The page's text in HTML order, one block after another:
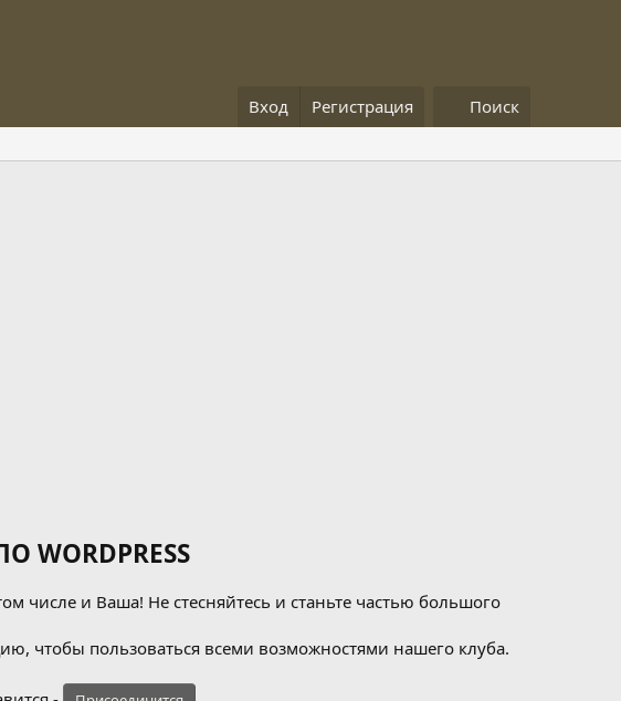
Вход Регистрация Поиск
числе и Ваша! Не стесняйтесь и станьте частью большого
чтобы пользоваться всеми возможностями нашего клуба.